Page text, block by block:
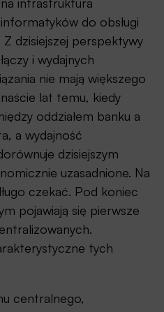
do obsługi
Z dzisiejszej perspektywy
i wydajnych
nie mają większego
lat temu, kiedy
oddziałem banku a
a wydajność
dzisiejszym
uzasadnione. Na
czekać. Pod koniec
pojawiają się pierwsze
tych
centralnego,